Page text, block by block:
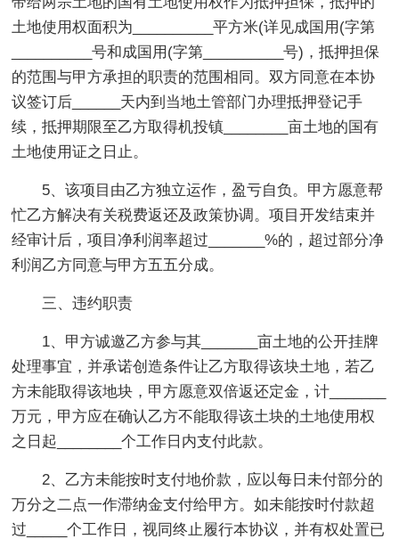
土地使用权面积为__________平方米(详见成国用(字第
__________号和成国用(字第__________号)，抵押担保
的范围与甲方承担的职责的范围相同。双方同意在本协
议签订后______天内到当地土管部门办理抵押登记手
续，抵押期限至乙方取得机投镇________亩土地的国有
土地使用证之日止。
5、该项目由乙方独立运作，盈亏自负。甲方愿意帮
忙乙方解决有关税费返还及政策协调。项目开发结束并
经审计后，项目净利润率超过_______%的，超过部分净
利润乙方同意与甲方五五分成。
三、违约职责
1、甲方诚邀乙方参与其_______亩土地的公开挂牌
处理事宜，并承诺创造条件让乙方取得该块土地，若乙
方未能取得该地块，甲方愿意双倍返还定金，计_______
万元，甲方应在确认乙方不能取得该土块的土地使用权
之日起________个工作日内支付此款。
2、乙方未能按时支付地价款，应以每日未付部分的
万分之二点一作滞纳金支付给甲方。如未能按时付款超
过_____个工作日，视同终止履行本协议，并有权处置已